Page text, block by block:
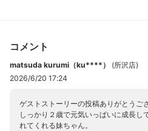
コメント
matsuda kurumi（ku****） (所沢店)
2026/6/20 17:24
ゲストストーリーの投稿ありがとうご
しっかり２歳で元気いっぱいに成長し
れてくれる妹ちゃん。